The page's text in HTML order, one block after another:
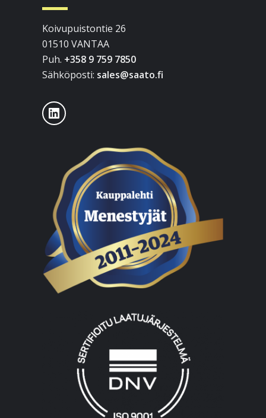
Koivupuistontie 26
01510 VANTAA
Puh. +358 9 759 7850
Sähköposti: sales@saato.fi
LinkedIn